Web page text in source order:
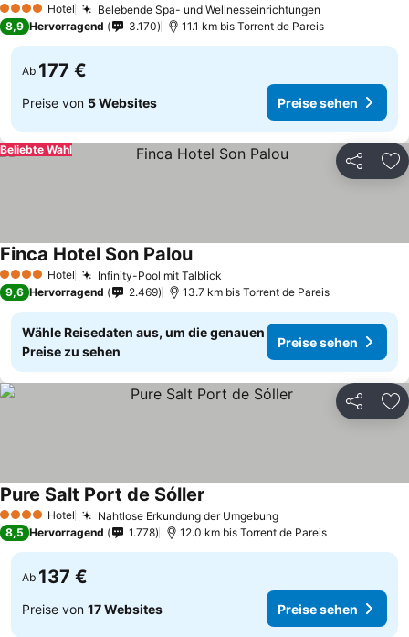
4 Sterne Hotel Belebende Spa- und Wellnesseinrichtungen
8,9 Hervorragend 3.170 11.1 km bis Torrent de Pareis
Ab 177 €
Preise von 5 Websites Preise sehen
Teilen
Beliebte Wahl
4 Sterne Hotel Infinity-Pool mit Talblick
Finca Hotel Son Palou
9,6 Hervorragend 2.469 13.7 km bis Torrent de Pareis
Wähle Reisedaten aus, um die genauen
Preise zu sehen
Preise sehen
Teilen
4 Sterne Hotel Nahtlose Erkundung der Umgebung
Pure Salt Port de Sóller
8,5 Hervorragend 1.778 12.0 km bis Torrent de Pareis
Ab 137 €
Preise von 17 Websites Preise sehen